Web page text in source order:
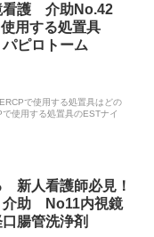
護 介助No.42
する処置具
ピロトーム
で使用する処置具はどの
使用する処置具のESTナイ
新人看護師必見！
助 No11内視鏡
腸管洗浄剤